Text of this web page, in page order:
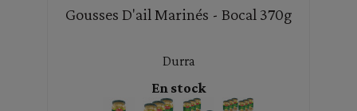
Gousses D'ail Marinés - Bocal 370g
Durra
En stock